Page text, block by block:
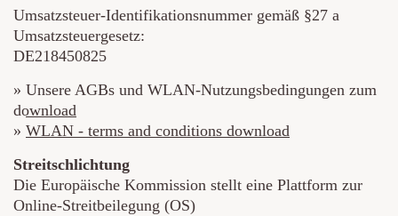
Umsatzsteuer-Identifikationsnummer gemäß §27 a
Umsatzsteuergesetz:
DE218450825
» Unsere AGBs und WLAN-Nutzungsbedingungen zum
download
» WLAN - terms and conditions download
Streitschlichtung
Die Europäische Kommission stellt eine Plattform zur
Online-Streitbeilegung (OS)